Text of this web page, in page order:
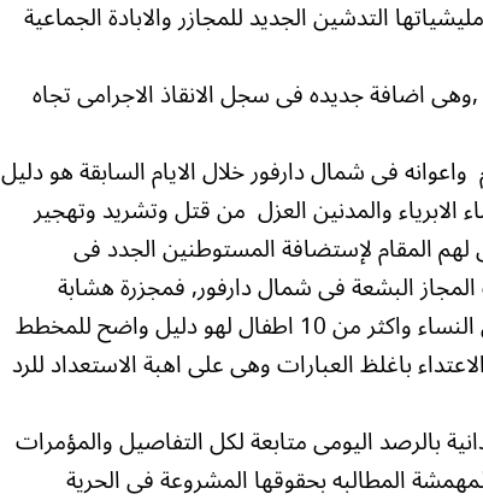
التدشين الجديد للمجازر والابادة الجماعية
اضافة جديده فى سجل الانقاذ الاجرامى تجاه
فى شمال دارفور خلال الايام السابقة هو دليل
الابرياء والمدنين العزل من قتل وتشريد وتهجير
المقام لإستضافة المستوطنين الجدد فى
البشعة فى شمال دارفور, فمجزرة هشابة
بالامس والتى راح ضحاياها 70قتيلا 20منهم من النساء واكثر من 10 اطفال لهو دليل واضح للمخطط
باغلظ العبارات وهى على اهبة الاستعداد للرد
بالرصد اليومى متابعة لكل التفاصيل والمؤمرات
المطالبه بحقوقها المشروعة فى الحرية